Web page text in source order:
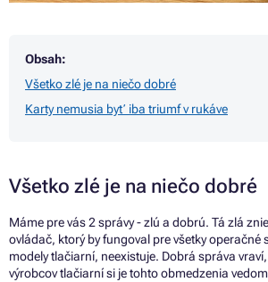
Obsah:
Všetko zlé je na niečo dobré
Karty nemusia byť iba triumf v rukáve
Všetko zlé je na niečo dobré
Máme pre vás 2 správy - zlú a dobrú. Tá zlá
ovládač, ktorý by fungoval pre všetky operačné
modely tlačiarní, neexistuje. Dobrá správa vraví,
výrobcov tlačiarní si je tohto obmedzenia